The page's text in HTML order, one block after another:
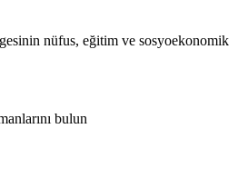
nüfus, eğitim ve sosyoekonomik
bulun